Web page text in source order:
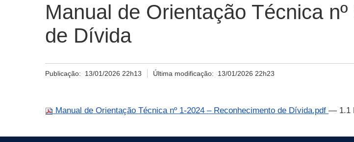
Manual de Orientação Técnica
de Dívida
Publicação: 13/01/2026 22h13 Última modificação: 13/01/2026 22h23
Manual de Orientação Técnica nº 1-2024 – Reconhecimento de Dívida.pdf — 1.1